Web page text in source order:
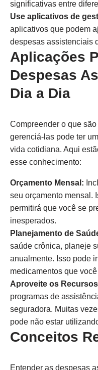
significativas entre
Use aplicativos de
aplicativos que podem
despesas assistenciais
Aplicações
Despesas
Dia a Dia
Compreender o que
gerenciá-las pode ter
vida cotidiana. Aqui
esse conhecimento:
Orçamento Mensal:
seu orçamento mensal.
permitirá que você se
inesperados.
Planejamento de
saúde crônica, planeje
anualmente. Isso pode
medicamentos que
Aproveite os
programas de
seguradora. Muitas
pode não estar
Conceitos
Entender as despesas